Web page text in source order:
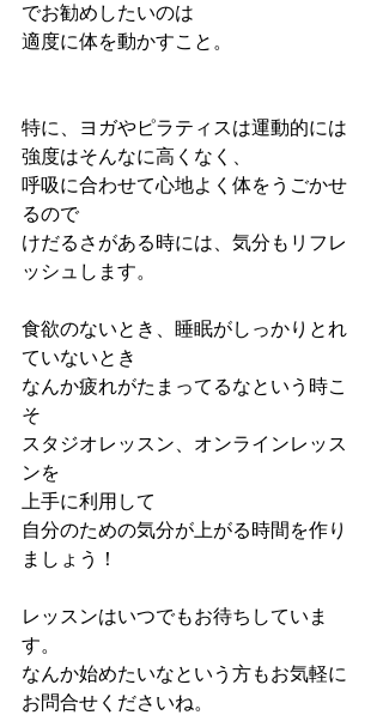
でお勧めしたいのは
適度に体を動かすこと。
特に、ヨガやピラティスは運動的には
強度はそんなに高くなく、
呼吸に合わせて心地よく体をうごかせ
るので
けだるさがある時には、気分もリフレ
ッシュします。
食欲のないとき、睡眠がしっかりとれ
ていないとき
なんか疲れがたまってるなという時こ
そ
スタジオレッスン、オンラインレッス
ンを
上手に利用して
自分のための気分が上がる時間を作り
ましょう！
レッスンはいつでもお待ちしていま
す。
なんか始めたいなという方もお気軽に
お問合せくださいね。